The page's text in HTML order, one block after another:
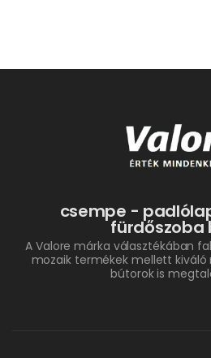
csempe -
fürdőszoba
A Valore márka választékában
mozaik termékek mellett
bútorok is